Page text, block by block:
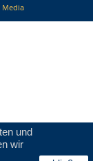
und
wir